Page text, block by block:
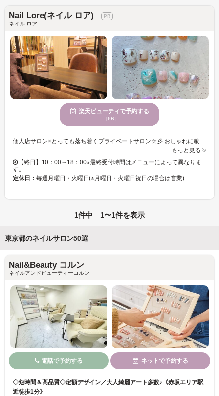
Nail Lore(ネイル ロア)
ネイル ロア
楽天ビューティで予約する
[PR]
個人店サロン×とっても落ち着くプライベートサロン☆彡 おしゃれに敏感な大人女子を経験豊富なネイリストがマンツーマンでキレイな指先に・・・ 定番ネイルだけでなく、ファッションのトレンドに合わせたネイル、特別なイベント用のネイルもぜひ♪ 毎月デザインが追加◎人気のニュアンスネイル、季節に合わせたアートなどなど、豊富なデザインをご用意。 ドライケアによる甘皮ケアまで充実！！ピカピカに輝く美しいネイルアートをお楽しみください。 お客様のご来店お待ちしております♪
もっと見る
【終日】10：00～18：00※最終受付時間はメニューによって異なりま
す。
定休日： 毎週月曜日・火曜日(※月曜日・火曜日祝日の場合は営業)
1件中 1〜1件を表示
東京都のネイルサロン50選
Nail&Beauty コルン
ネイルアンドビューティーコルン
電話で予約する ネットで予約する
◇短時間＆高品質◇定額デザイン／大人綺麗アート多数♪《赤坂エリア駅
近徒歩1分》